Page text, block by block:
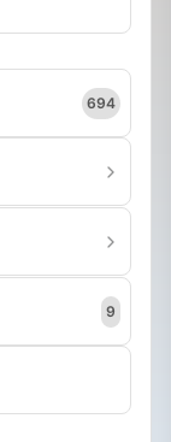
694
9